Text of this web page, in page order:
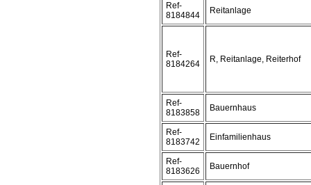
Ref-
8184844
Reitanlage
Ref-
8184264
R, Reitanlage, Reiterhof
Ref-
8183858
Bauernhaus
Ref-
8183742
Einfamilienhaus
Ref-
8183626
Bauernhof